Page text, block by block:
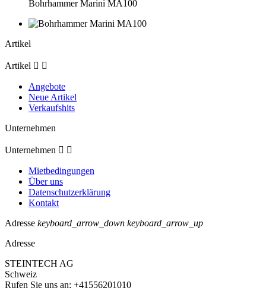
Bohrhammer Marini MA100
Artikel
Artikel  
Angebote
Neue Artikel
Verkaufshits
Unternehmen
Unternehmen  
Mietbedingungen
Über uns
Datenschutzerklärung
Kontakt
Adresse keyboard_arrow_down keyboard_arrow_up
Adresse
STEINTECH AG
Schweiz
Rufen Sie uns an: +41556201010